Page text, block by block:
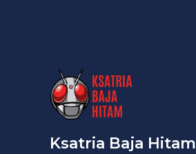
Ksatria Baja Hitam